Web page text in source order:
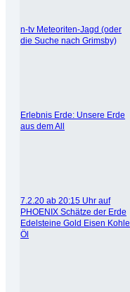
n-tv Meteoriten-Jagd (oder
die Suche nach Grimsby)
Erlebnis Erde: Unsere Erde
aus dem All
7.2.20 ab 20:15 Uhr auf
PHOENIX Schätze der Erde
Edelsteine Gold Eisen Kohle
Öl